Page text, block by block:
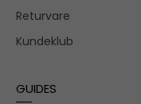
Returvare
Kundeklub
GUIDES